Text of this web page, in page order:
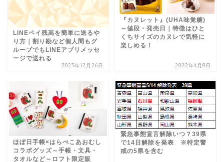
LINEペイ残高を簡単に送るや
り方｜割り勘など個人間もグ
ループでもLINEアプリメッセ
ージで送れる
2023年12月26日
『カヌレット』(UHA味覚糖)
～値段・発売日｜特徴はひと
くちサイズのカヌレで気軽に
楽しめる！
2022年4月8日
ほぼ日手帳×はらぺこあおむし
コラボグッズ～手帳・文具・
タオルなど～ロフト限定販
緊急事態宣言解除いつ？39県
で14日解除を発表 ※特定警
戒の5県を含む